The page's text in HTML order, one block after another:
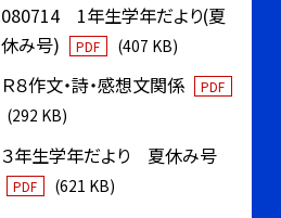
080714 1年生学年だより(夏
休み号)
PDF (407 KB)
Ｒ８作文・詩・感想文関係 PDF
(292 KB)
３年生学年だより 夏休み号
PDF (621 KB)